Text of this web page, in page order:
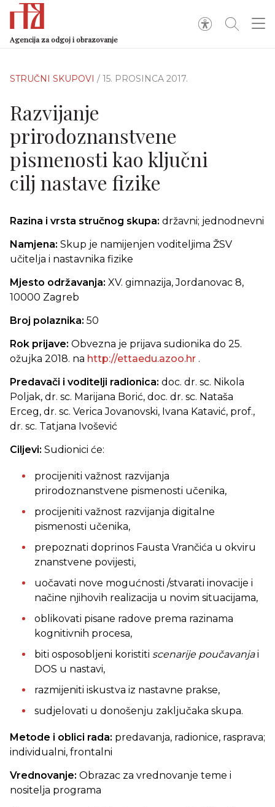
Agencija za odgoj i obrazovanje
STRUČNI SKUPOVI / 15. PROSINCA 2017.
Razvijanje
prirodoznanstvene
pismenosti kao ključni
cilj nastave fizike
Razina i vrsta stručnog skupa: državni; jednodnevni
Namjena: Skup je namijenjen voditeljima ŽSV
učitelja i nastavnika fizike
Mjesto održavanja: XV. gimnazija, Jordanovac 8,
10000 Zagreb
Broj polaznika: 50
Rok prijave: Obvezna je prijava sudionika do 25.
ožujka 2018. na http://ettaedu.azoo.hr .
Predavači i voditelji radionica: doc. dr. sc. Nikola
Poljak, dr. sc. Marijana Borić, doc. dr. sc. Nataša
Erceg, dr. sc. Verica Jovanovski, Ivana Katavić, prof.,
dr. sc. Tatjana Ivošević
Ciljevi: Sudionici će:
procijeniti važnost razvijanja
prirodoznanstvene pismenosti učenika,
procijeniti važnost razvijanja digitalne
pismenosti učenika,
prepoznati doprinos Fausta Vrančića u okviru
znanstvene povijesti,
uočavati nove mogućnosti /stvarati inovacije i
načine njihovih realizacija u novim situacijama,
oblikovati pisane radove prema razinama
kognitivnih procesa,
biti osposobljeni koristiti scenarije poučavanjai
DOS u nastavi,
razmijeniti iskustva iz nastavne prakse,
sudjelovati u donošenju zaključaka skupa.
Metode i oblici rada: predavanja, radionice, rasprava;
individualni, frontalni
Vrednovanje: Obrazac za vrednovanje teme i
nositelja programa